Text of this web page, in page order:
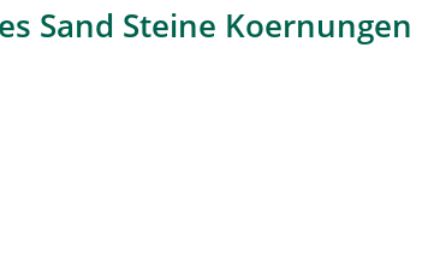
Sand Steine Koernungen